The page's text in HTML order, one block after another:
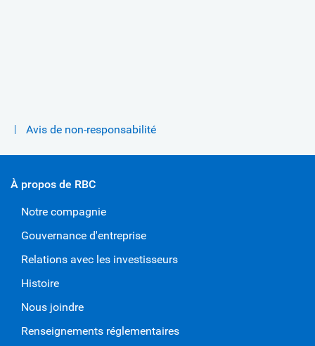
Avis de non-responsabilité
À propos de RBC
Notre compagnie
Gouvernance d'entreprise
Relations avec les investisseurs
Histoire
Nous joindre
Renseignements réglementaires